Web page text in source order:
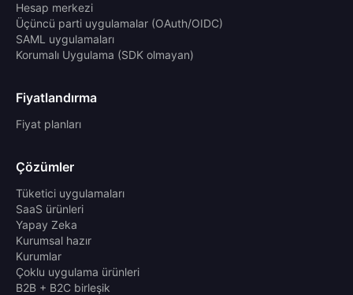
Hesap merkezi
Üçüncü parti uygulamalar (OAuth/OIDC)
SAML uygulamaları
Korumalı Uygulama (SDK olmayan)
Fiyatlandırma
Fiyat planları
Çözümler
Tüketici uygulamaları
SaaS ürünleri
Yapay Zeka
Kurumsal hazır
Kurumlar
Çoklu uygulama ürünleri
B2B + B2C birleşik